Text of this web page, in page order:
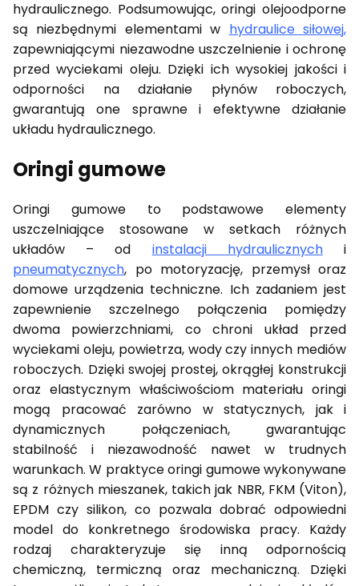
hydraulicznego. Podsumowując, oringi olejoodporne
są niezbędnymi elementami w hydraulice siłowej,
zapewniającymi niezawodne uszczelnienie i ochronę
przed wyciekami oleju. Dzięki ich wysokiej jakości i
odporności na działanie płynów roboczych,
gwarantują one sprawne i efektywne działanie
układu hydraulicznego.
Oringi gumowe
Oringi gumowe to podstawowe elementy
uszczelniające stosowane w setkach różnych
układów – od
instalacji hydraulicznychi
pneumatycznych, po motoryzację, przemysł oraz
domowe urządzenia techniczne. Ich zadaniem jest
zapewnienie szczelnego połączenia pomiędzy
dwoma powierzchniami, co chroni układ przed
wyciekami oleju, powietrza, wody czy innych mediów
roboczych. Dzięki swojej prostej, okrągłej konstrukcji
oraz elastycznym właściwościom materiału oringi
mogą pracować zarówno w statycznych, jak i
dynamicznych połączeniach, gwarantując
stabilność i niezawodność nawet w trudnych
warunkach. W praktyce oringi gumowe wykonywane
są z różnych mieszanek, takich jak NBR, FKM (Viton),
EPDM czy silikon, co pozwala dobrać odpowiedni
model do konkretnego środowiska pracy. Każdy
rodzaj charakteryzuje się inną odpornością
chemiczną, termiczną oraz mechaniczną. Dzięki